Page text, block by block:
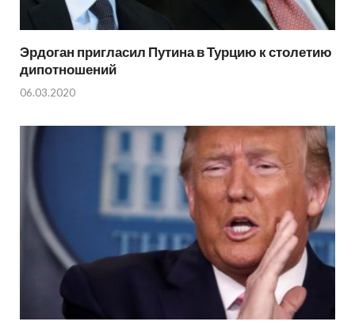
Эрдоган пригласил Путина в Турцию к столетию
дипотношений
06.03.2020